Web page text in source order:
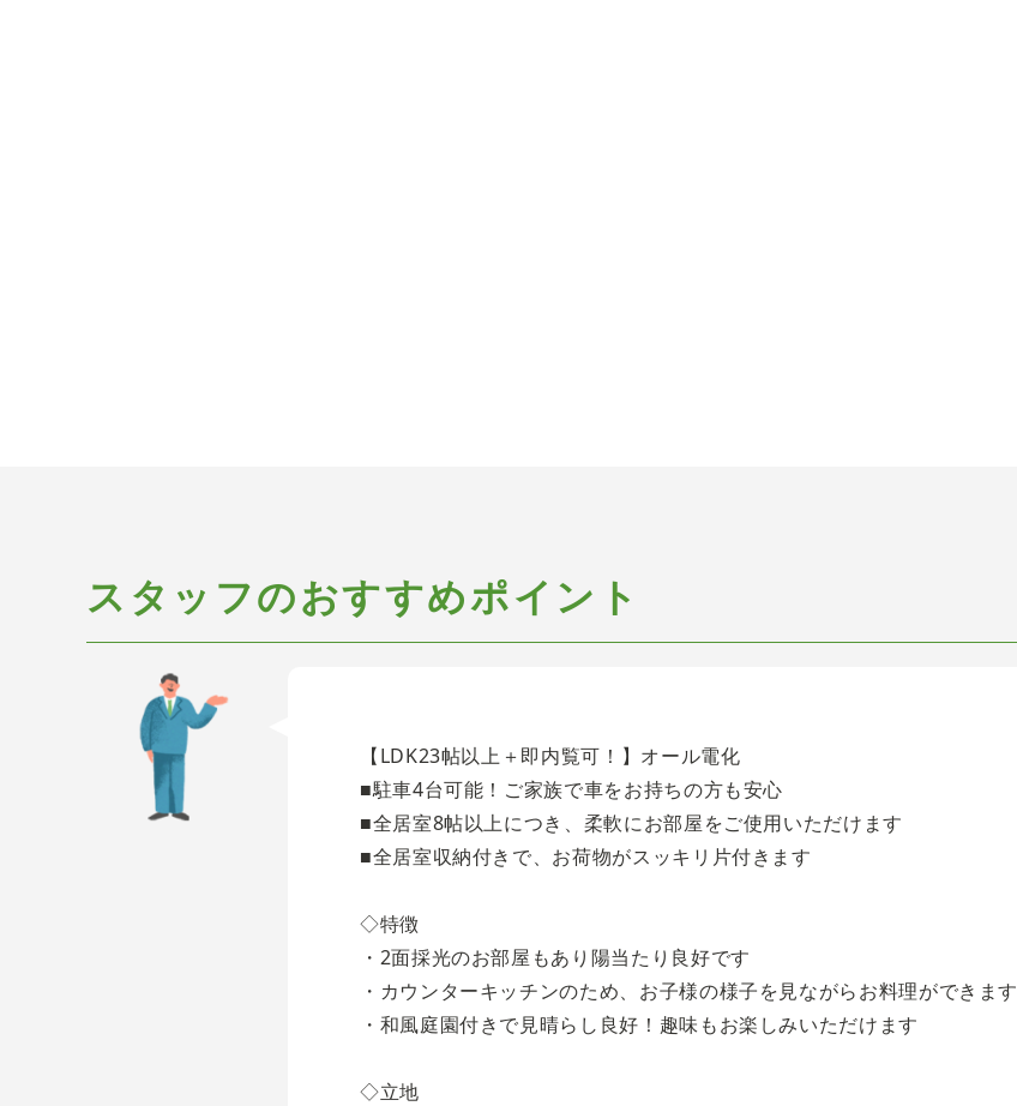
スタッフのおすすめポイント
【LDK23帖以上＋即内覧可！】オール電化
■駐車4台可能！ご家族で車をお持ちの方も安心
■全居室8帖以上につき、柔軟にお部屋をご使用いただけます
■全居室収納付きで、お荷物がスッキリ片付きます
◇特徴
・2面採光のお部屋もあり陽当たり良好です
・カウンターキッチンのため、お子様の様子を見ながらお料理ができます
・和風庭園付きで見晴らし良好！趣味もお楽しみいただけます
◇立地